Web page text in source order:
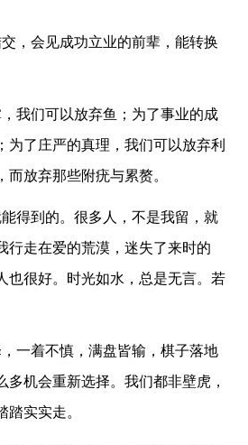
，会见成功立业的前辈，能转换
我们可以放弃鱼；为了事业的成
了庄严的真理，我们可以放弃利
放弃那些附疣与累赘。
得到的。很多人，不是我留，就
行走在爱的荒漠，迷失了来时的
也很好。时光如水，总是无言。若
一着不慎，满盘皆输，棋子落地
机会重新选择。我们都非壁虎，
实实走。